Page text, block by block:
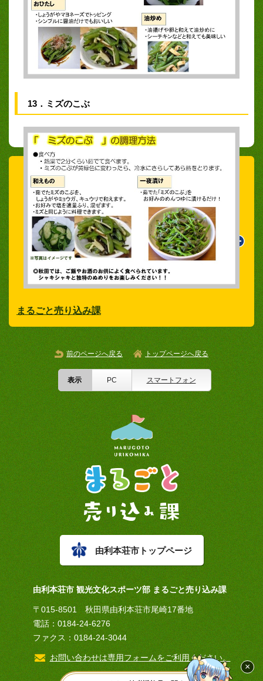
13．ミズのこぶ
まるごと売り込み課
前のページへ戻る トップページへ戻る
表示 PC スマートフォン
×
由利本荘市トップページ
由利本荘市 観光文化スポーツ部 まるごと売り込み課
〒015-8501 秋田県由利本荘市尾崎17番地
電話：0184-24-6276
ファクス：0184-24-3044
お問い合わせは専用フォームをご利用ください。